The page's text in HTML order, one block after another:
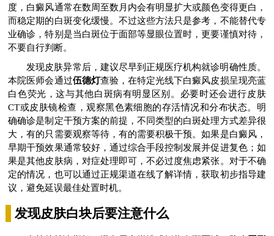
度，白癜风通常在数周至数月内会有明显扩大或颜色变得更白，
而稳定期的白斑变化缓慢。不过这些方法只是参考，不能替代专
业确诊，特别是当白斑位于面部等显眼位置时，更要谨慎对待，
不要自行判断。
发现皮肤异常后，建议尽早到正规医疗机构就诊明确性质。
本院医师会通过伍德灯查验，在特定光线下白癜风皮损呈现亮蓝
白色荧光，这与其他白斑病有明显区别。必要时还会进行皮肤
CT或皮肤镜检查，观察黑色素细胞的存活情况和分布状态。明
确确诊是制定干预方案的前提，不同类型的白斑处理方式差异很
大，有的只需要观察等待，有的需要积极干预。如果是白癜风，
早期干预效果通常较好，通过综合手段控制发展并促进复色；如
果是其他皮肤病，对症处理即可，不必过度焦虑紧张。对于不确
定的情况，也可以通过正规渠道在线了解详情，获取初步指导建
议，避免延误最佳处置时机。
发现皮肤白块后要注意什么